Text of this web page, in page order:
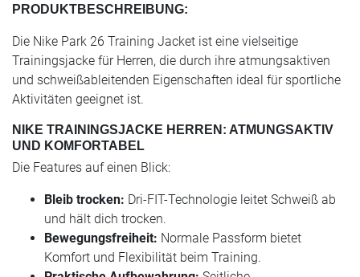
PRODUKTBESCHREIBUNG:
Die Nike Park 26 Training Jacket ist eine vielseitige
Trainingsjacke für Herren, die durch ihre atmungsaktiven
und schweißableitenden Eigenschaften ideal für sportliche
Aktivitäten geeignet ist.
NIKE TRAININGSJACKE HERREN: ATMUNGSAKTIV
UND KOMFORTABEL
Die Features auf einen Blick:
Bleib trocken: Dri-FIT-Technologie leitet Schweiß ab
und hält dich trocken.
Bewegungsfreiheit: Normale Passform bietet
Komfort und Flexibilität beim Training.